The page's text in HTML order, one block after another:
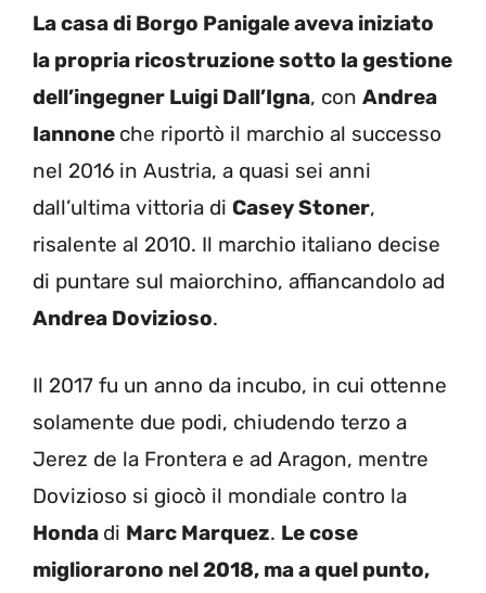
La casa di Borgo Panigale aveva iniziato
la propria ricostruzione sotto la gestione
dell’ingegner Luigi Dall’Igna, con Andrea
Iannone che riportò il marchio al successo
nel 2016 in Austria, a quasi sei anni
dall’ultima vittoria di Casey Stoner,
risalente al 2010. Il marchio italiano decise
di puntare sul maiorchino, affiancandolo ad
Andrea Dovizioso.
Il 2017 fu un anno da incubo, in cui ottenne
solamente due podi, chiudendo terzo a
Jerez de la Frontera e ad Aragon, mentre
Dovizioso si giocò il mondiale contro la
Honda di Marc Marquez. Le cose
migliorarono nel 2018, ma a quel punto,